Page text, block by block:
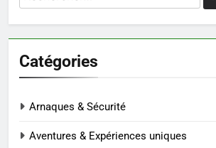
Catégories
Arnaques & Sécurité
Aventures & Expériences uniques